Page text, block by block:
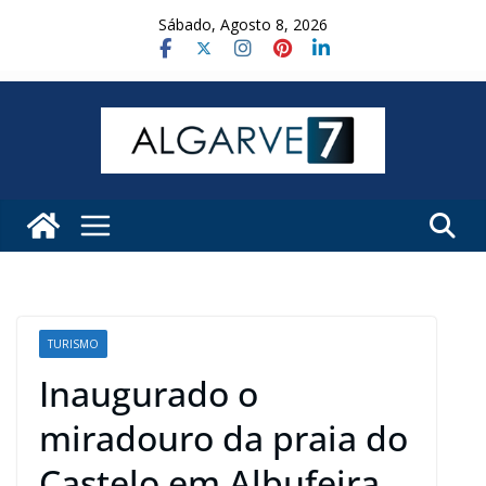
Sábado, Agosto 8, 2026
TURISMO
Inaugurado o
miradouro da praia do